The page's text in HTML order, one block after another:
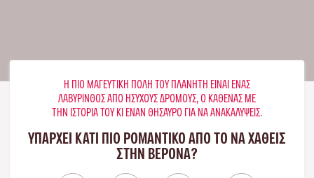
Η ΠΙΟ ΜΑΓΕΥΤΙΚΉ ΠΌΛΗ ΤΟΥ ΠΛΑΝΉΤΗ ΕΊΝΑΙ ΈΝΑΣ
ΛΑΒΎΡΙΝΘΟΣ ΑΠΌ ΉΣΥΧΟΥΣ ΔΡΌΜΟΥΣ, Ο ΚΑΘΈΝΑΣ ΜΕ
ΤΗΝ ΙΣΤΟΡΊΑ ΤΟΥ ΚΙ ΈΝΑΝ ΘΗΣΑΥΡΌ ΓΙΑ ΝΑ ΑΝΑΚΑΛΎΨΕΙΣ.
ΥΠΑΡΧΕΙ ΚΑΤΙ ΠΙΟ ΡΟΜΑΝΤΙΚΟ ΑΠΟ ΤΟ ΝΑ ΧΑΘΕΙΣ
ΣΤΗΝ ΒΕΡΌΝΑ?